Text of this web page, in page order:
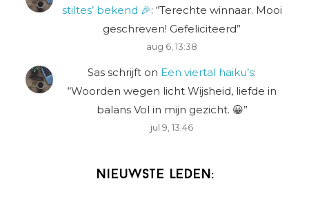
stiltes’ bekend 🎉: “Terechte winnaar. Mooi
geschreven! Gefeliciteerd”
aug 6, 13:38
Sas schrijft on Een viertal haiku’s:
“Woorden wegen licht Wijsheid, liefde in
balans Vol in mijn gezicht. 😀”
jul 9, 13:46
Nieuwste leden: